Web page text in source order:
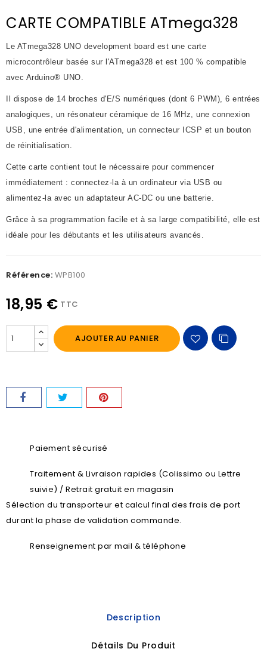
CARTE COMPATIBLE ATmega328
Le ATmega328 UNO development board est une carte
microcontrôleur basée sur l'ATmega328 et est 100 % compatible
avec Arduino® UNO.
Il dispose de 14 broches d'E/S numériques (dont 6 PWM), 6 entrées
analogiques, un résonateur céramique de 16 MHz, une connexion
USB, une entrée d'alimentation, un connecteur ICSP et un bouton
de réinitialisation.
Cette carte contient tout le nécessaire pour commencer
immédiatement : connectez-la à un ordinateur via USB ou
alimentez-la avec un adaptateur AC-DC ou une batterie.
Grâce à sa programmation facile et à sa large compatibilité, elle est
idéale pour les débutants et les utilisateurs avancés.
Référence: WPB100
18,95 € TTC
AJOUTER AU PANIER
Paiement sécurisé
Traitement & Livraison rapides (Colissimo ou Lettre
suivie) / Retrait gratuit en magasin
Sélection du transporteur et calcul final des frais de port
durant la phase de validation commande.
Renseignement par mail & téléphone
Description
Détails Du Produit